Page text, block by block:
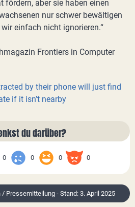
fördern, aber sie haben einen
nur schwer bewältigen
einfach nicht ignorieren.“
Frontiers in Computer
by their phone will just find
if it isn’t nearby
du darüber?
0 0 0 0
Pressemitteilung - Stand: 3. April 2025